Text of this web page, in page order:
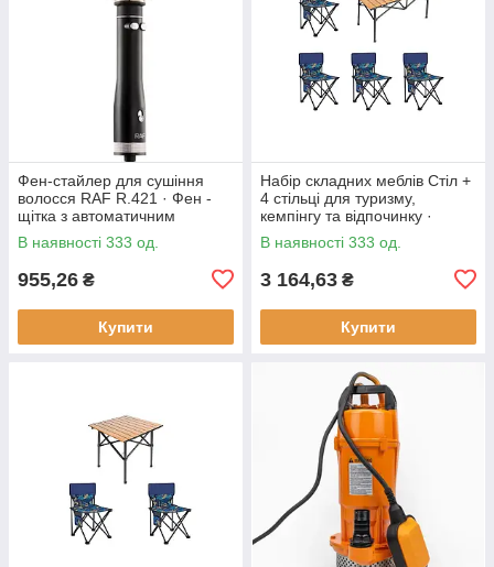
Фен-стайлер для сушіння
волосся RAF R.421 · Фен -
щітка з автоматичним
обертанням насадок, 1000 Вт
В наявності 333 од.
955,26 ₴
Купити
Набір складних меблів Стіл +
4 стільці для туризму,
кемпінгу та відпочинку ·
Металевий каркас
В наявності 333 од.
3 164,63 ₴
Купити